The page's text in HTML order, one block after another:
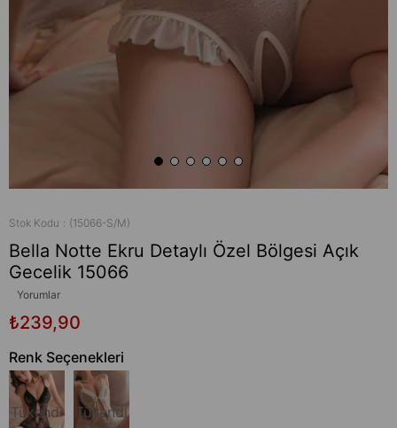
Stok Kodu (15066-S/M)
Bella Notte Ekru Detaylı Özel Bölgesi Açık
Gecelik 15066
Yorumlar
₺239,90
Renk Seçenekleri
Tükendi Tükendi